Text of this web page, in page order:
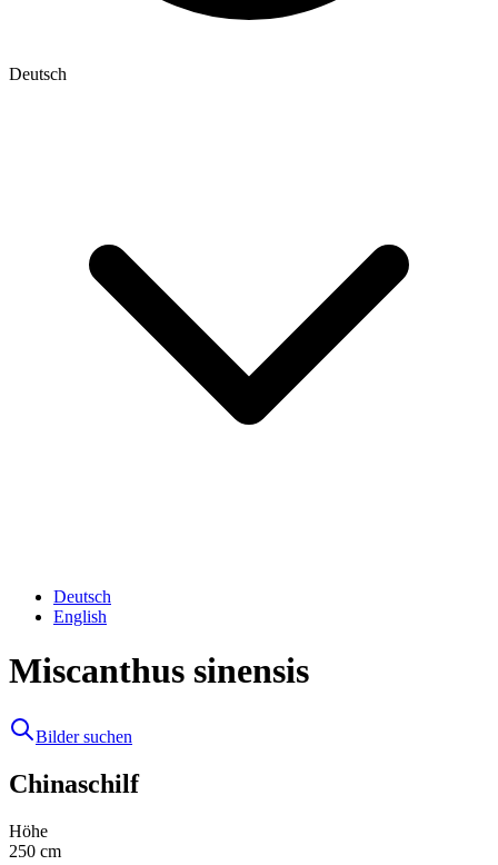
Deutsch
Deutsch
English
Miscanthus sinensis
Bilder suchen
Chinaschilf
Höhe
250 cm